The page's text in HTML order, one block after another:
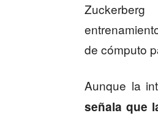
de cómputo
Aunque la
señala que